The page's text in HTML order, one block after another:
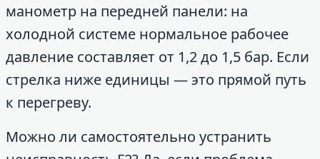
манометр на передней панели: на
холодной системе нормальное рабочее
давление составляет от 1,2 до 1,5 бар. Если
стрелка ниже единицы — это прямой путь
к перегреву.
Можно ли самостоятельно устранить